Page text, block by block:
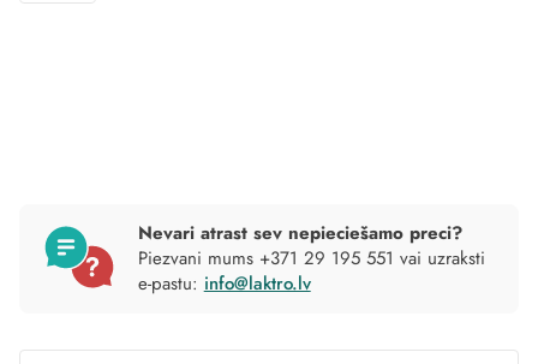
Nevari atrast sev nepieciešamo preci?
Piezvani mums +371 29 195 551 vai uzraksti
e-pastu: info@laktro.lv